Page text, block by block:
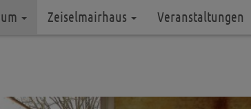
Zeiselmairhaus Veranstaltungen